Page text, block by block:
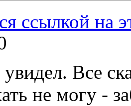
Все
не могу -